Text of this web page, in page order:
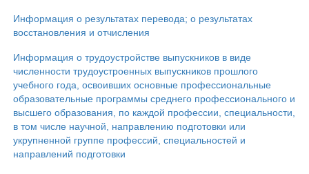
Информация о результатах перевода; о результатах
восстановления и отчисления
Информация о трудоустройстве выпускников в виде
численности трудоустроенных выпускников прошлого
учебного года, освоивших основные профессиональные
образовательные программы среднего профессионального и
высшего образования, по каждой профессии, специальности,
в том числе научной, направлению подготовки или
укрупненной группе профессий, специальностей и
направлений подготовки